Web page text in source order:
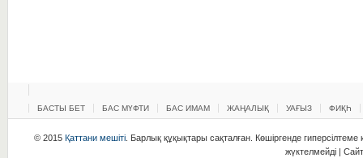
БАСТЫ БЕТ БАС МҮФТИ БАС ИМАМ ЖАҢАЛЫҚ УАҒЫЗ ФИҚҺ
© 2015 Қаттани мешіті. Барлық құқықтары сақталған. Көшіргенде гиперсілтеме
жүктелмейді |